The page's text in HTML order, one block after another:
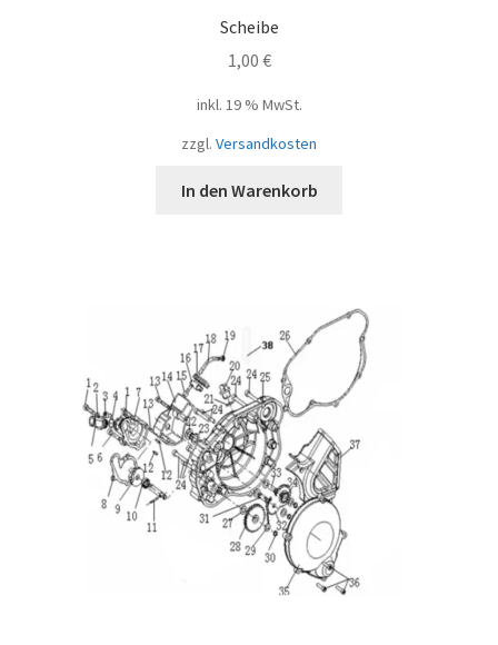
Scheibe
1,00 €
inkl. 19 % MwSt.
zzgl. Versandkosten
In den Warenkorb